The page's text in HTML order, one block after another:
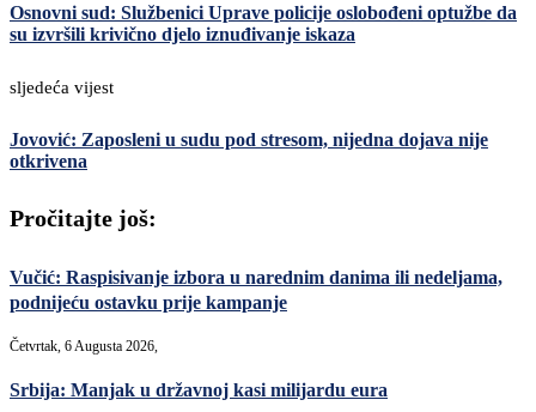
Osnovni sud: Službenici Uprave policije oslobođeni optužbe da
su izvršili krivično djelo iznuđivanje iskaza
sljedeća vijest
Jovović: Zaposleni u sudu pod stresom, nijedna dojava nije
otkrivena
Pročitajte još:
Vučić: Raspisivanje izbora u narednim danima ili nedeljama,
podnijeću ostavku prije kampanje
Četvrtak, 6 Augusta 2026,
Srbija: Manjak u državnoj kasi milijardu eura